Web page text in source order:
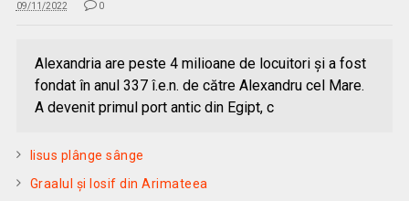
09/11/2022 0
Alexandria are peste 4 milioane de locuitori şi a fost
fondat în anul 337 î.e.n. de către Alexandru cel Mare.
A devenit primul port antic din Egipt, c
Iisus plânge sânge
Graalul şi Iosif din Arimateea